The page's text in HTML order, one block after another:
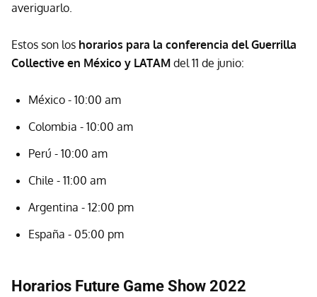
averiguarlo.
Estos son los horarios para la conferencia del Guerrilla
Collective en México y LATAM del 11 de junio:
México - 10:00 am
Colombia - 10:00 am
Perú - 10:00 am
Chile - 11:00 am
Argentina - 12:00 pm
España - 05:00 pm
Horarios Future Game Show 2022